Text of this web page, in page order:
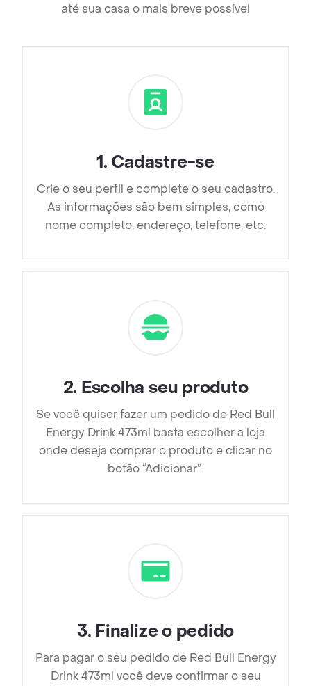
até sua casa o mais breve possível
1. Cadastre-se
Crie o seu perfil e complete o seu cadastro.
As informações são bem simples, como
nome completo, endereço, telefone, etc.
2. Escolha seu produto
Se você quiser fazer um pedido de Red Bull
Energy Drink 473ml basta escolher a loja
onde deseja comprar o produto e clicar no
botão “Adicionar”.
3. Finalize o pedido
Para pagar o seu pedido de Red Bull Energy
Drink 473ml você deve confirmar o seu